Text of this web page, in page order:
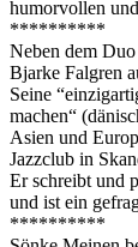
humorvollen
**********
Neben dem
Bjarke Falgren
Seine
machen“
Asien und
Jazzclub in
Er schreibt und
und ist ein
**********